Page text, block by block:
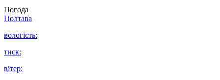
Погода
Полтава
вологість:
тиск:
вітер: